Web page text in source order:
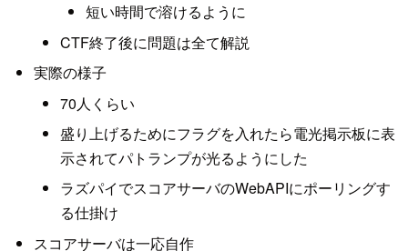
短い時間で溶けるように
CTF終了後に問題は全て解説
実際の様子
70人くらい
盛り上げるためにフラグを入れたら電光掲示板に表
示されてパトランプが光るようにした
ラズパイでスコアサーバのWebAPIにポーリングす
る仕掛け
スコアサーバは一応自作